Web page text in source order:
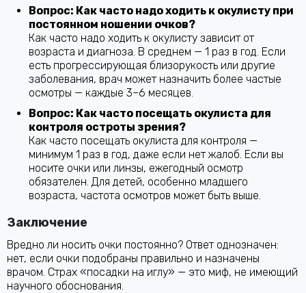
Вопрос: Как часто надо ходить к окулисту при
постоянном ношении очков?
Как часто надо ходить к окулисту зависит от
возраста и диагноза. В среднем — 1 раз в год. Если
есть прогрессирующая близорукость или другие
заболевания, врач может назначить более частые
осмотры — каждые 3–6 месяцев.
Вопрос: Как часто посещать окулиста для
контроля остроты зрения?
Как часто посещать окулиста для контроля —
минимум 1 раз в год, даже если нет жалоб. Если вы
носите очки или линзы, ежегодный осмотр
обязателен. Для детей, особенно младшего
возраста, частота осмотров может быть выше.
Заключение
Вредно ли носить очки постоянно? Ответ однозначен:
нет, если очки подобраны правильно и назначены
врачом. Страх «посадки на иглу» — это миф, не имеющий
научного обоснования.